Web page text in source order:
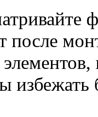
после
избежать